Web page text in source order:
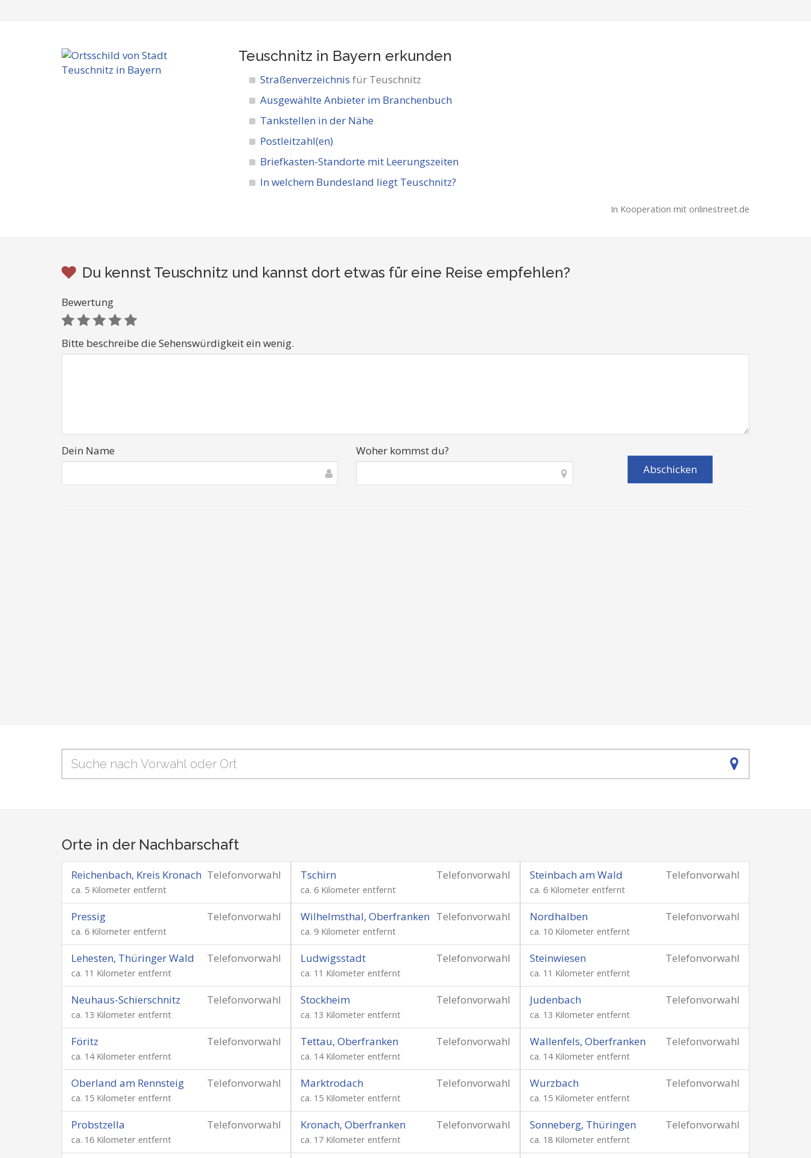
Teuschnitz in Bayern erkunden
Straßenverzeichnis für Teuschnitz
Ausgewählte Anbieter im Branchenbuch
Tankstellen in der Nähe
Postleitzahl(en)
Briefkasten-Standorte mit Leerungszeiten
In welchem Bundesland liegt Teuschnitz?
In Kooperation mit onlinestreet.de
Du kennst Teuschnitz und kannst dort etwas für eine Reise empfehlen?
Bewertung
Bitte beschreibe die Sehenswürdigkeit ein wenig.
Dein Name Woher kommst du?
Orte in der Nachbarschaft
Telefonvorwahl
Reichenbach, Kreis Kronach
ca. 5 Kilometer entfernt
Telefonvorwahl
Tschirn
ca. 6 Kilometer entfernt
Telefonvorwahl
Steinbach am Wald
ca. 6 Kilometer entfernt
Telefonvorwahl
Pressig
ca. 6 Kilometer entfernt
Telefonvorwahl
Wilhelmsthal, Oberfranken
ca. 9 Kilometer entfernt
Telefonvorwahl
Nordhalben
ca. 10 Kilometer entfernt
Telefonvorwahl
Lehesten, Thüringer Wald
ca. 11 Kilometer entfernt
Telefonvorwahl
Ludwigsstadt
ca. 11 Kilometer entfernt
Telefonvorwahl
Steinwiesen
ca. 11 Kilometer entfernt
Telefonvorwahl
Neuhaus-Schierschnitz
ca. 13 Kilometer entfernt
Telefonvorwahl
Stockheim
ca. 13 Kilometer entfernt
Telefonvorwahl
Judenbach
ca. 13 Kilometer entfernt
Telefonvorwahl
Föritz
ca. 14 Kilometer entfernt
Telefonvorwahl
Tettau, Oberfranken
ca. 14 Kilometer entfernt
Telefonvorwahl
Wallenfels, Oberfranken
ca. 14 Kilometer entfernt
Telefonvorwahl
Oberland am Rennsteig
ca. 15 Kilometer entfernt
Telefonvorwahl
Marktrodach
ca. 15 Kilometer entfernt
Telefonvorwahl
Wurzbach
ca. 15 Kilometer entfernt
Telefonvorwahl
Probstzella
ca. 16 Kilometer entfernt
Telefonvorwahl
Kronach, Oberfranken
ca. 17 Kilometer entfernt
Telefonvorwahl
Sonneberg, Thüringen
ca. 18 Kilometer entfernt